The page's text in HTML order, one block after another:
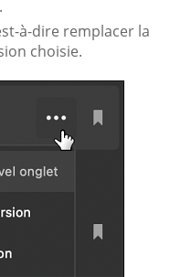
.
à-dire remplacer la
choisie.